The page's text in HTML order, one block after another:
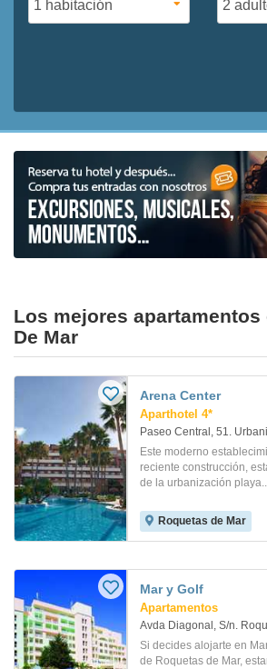
Los mejores apartamentos
De Mar
Arena Center
Aparthotel 4*
Este moderno
reciente construcción,
de la urbanización
Roquetas de Mar
Mar y Golf
Apartamentos
Avda Diagonal, S/n.
Si decides alojarte en
de Roquetas de Mar,